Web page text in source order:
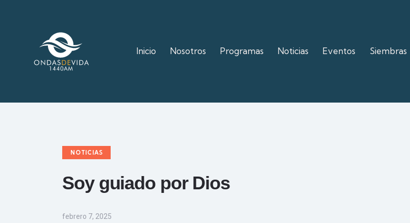
Inicio Nosotros Programas Noticias Eventos Siembras
NOTICIAS
Soy guiado por Dios
febrero 7, 2025